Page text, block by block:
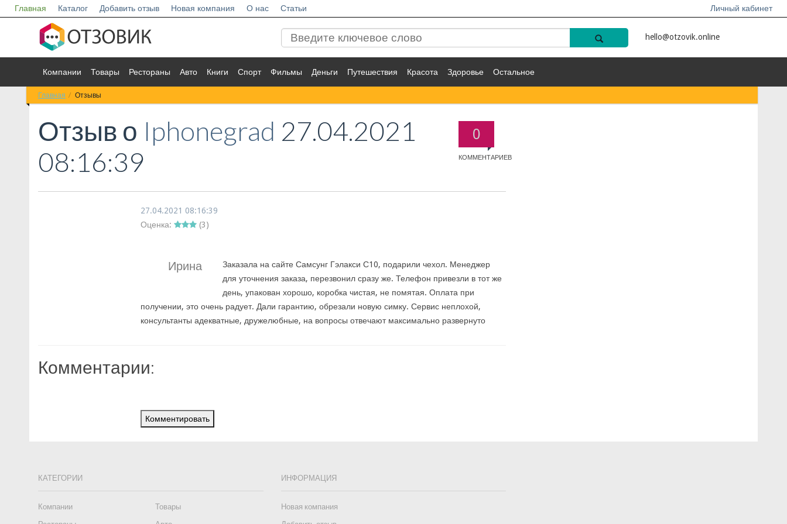
Главная Каталог Добавить отзыв Новая компания О нас Статьи Личный кабинет
hello@otzovik.online
Компании Товары Рестораны Авто Книги Спорт Фильмы Деньги Путешествия Красота Здоровье Остальное
Главная Отзывы
0
КОММЕНТАРИЕВ
Отзыв о Iphonegrad 27.04.2021
08:16:39
27.04.2021 08:16:39
Оценка:
(3)
Ирина
Заказала на сайте Самсунг Гэлакси С10, подарили чехол. Менеджер
для уточнения заказа, перезвонил сразу же. Телефон привезли в тот же
день, упакован хорошо, коробка чистая, не помятая. Оплата при
получении, это очень радует. Дали гарантию, обрезали новую симку. Сервис неплохой,
консультанты адекватные, дружелюбные, на вопросы отвечают максимально развернуто
Комментарии:
Комментировать
КАТЕГОРИИ
Компании
Товары
ИНФОРМАЦИЯ
Новая компания